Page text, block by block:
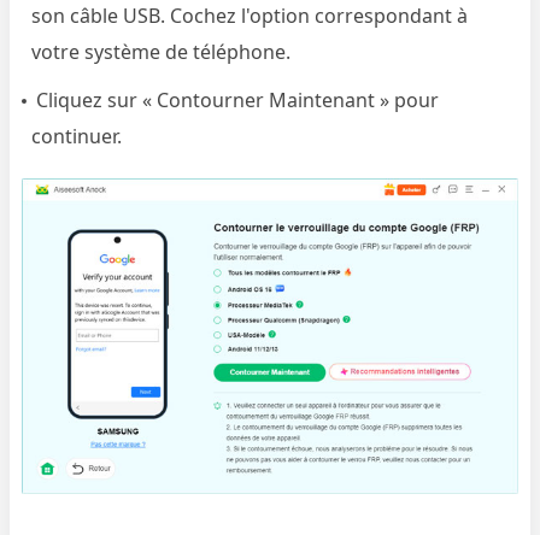
son câble USB. Cochez l'option correspondant à
votre système de téléphone.
Cliquez sur « Contourner Maintenant » pour
continuer.